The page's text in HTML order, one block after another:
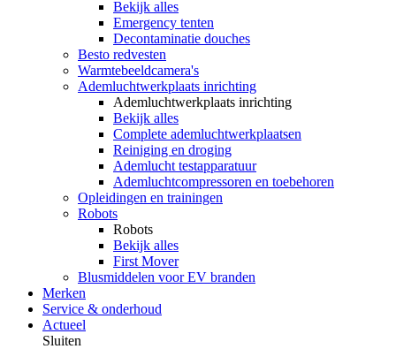
Bekijk alles
Emergency tenten
Decontaminatie douches
Besto redvesten
Warmtebeeldcamera's
Ademluchtwerkplaats inrichting
Ademluchtwerkplaats inrichting
Bekijk alles
Complete ademluchtwerkplaatsen
Reiniging en droging
Ademlucht testapparatuur
Ademluchtcompressoren en toebehoren
Opleidingen en trainingen
Robots
Robots
Bekijk alles
First Mover
Blusmiddelen voor EV branden
Merken
Service & onderhoud
Actueel
Sluiten